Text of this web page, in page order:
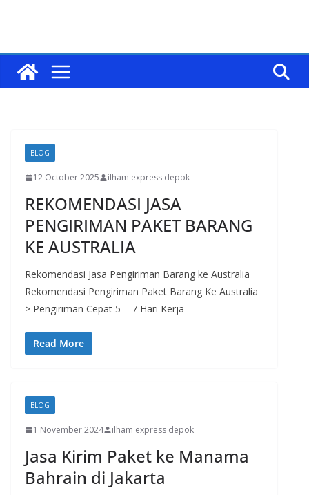
BLOG
12 October 2025 ilham express depok
REKOMENDASI JASA
PENGIRIMAN PAKET BARANG
KE AUSTRALIA
Rekomendasi Jasa Pengiriman Barang ke Australia
Rekomendasi Pengiriman Paket Barang Ke Australia
> Pengiriman Cepat 5 – 7 Hari Kerja
Read More
BLOG
1 November 2024 ilham express depok
Jasa Kirim Paket ke Manama
Bahrain di Jakarta